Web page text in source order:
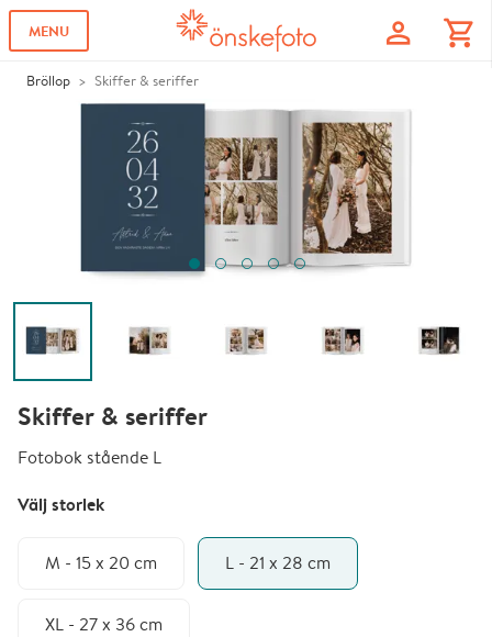
MENU profile shopping_cart
Bröllop Skiffer & seriffer
Skiffer & seriffer
Fotobok stående L
Välj storlek
M - 15 x 20 cm L - 21 x 28 cm
XL - 27 x 36 cm